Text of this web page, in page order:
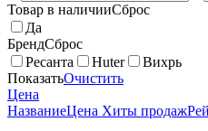
Товар в наличииСброс
Да
БрендСброс
Ресанта
Huter
Вихрь
ПоказатьОчистить
Цена
НазваниеЦена Хиты продаж